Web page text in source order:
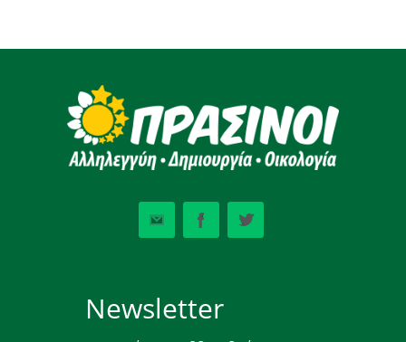
Newsletter